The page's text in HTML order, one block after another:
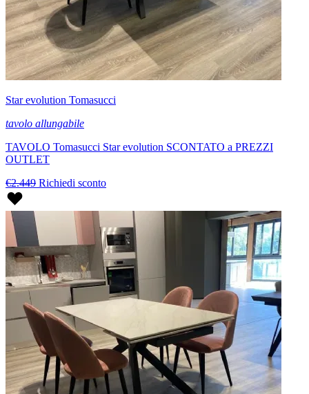
Star evolution Tomasucci
tavolo allungabile
TAVOLO Tomasucci Star evolution SCONTATO a PREZZI
OUTLET
€2.449 Richiedi sconto